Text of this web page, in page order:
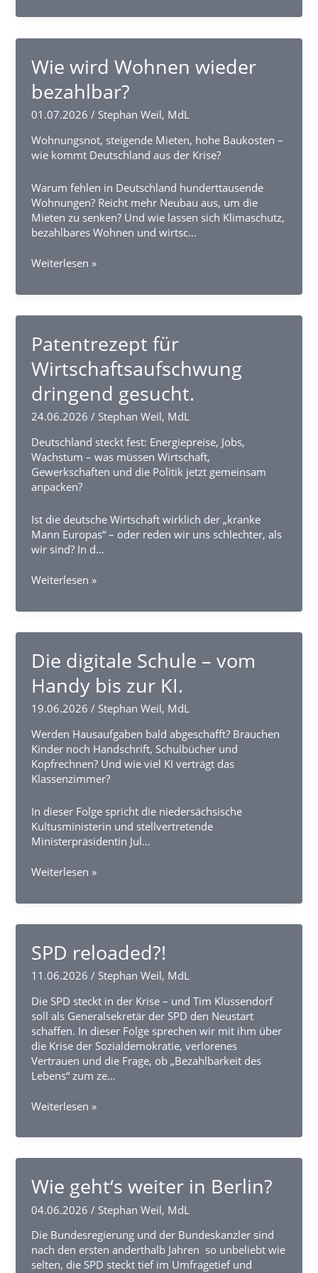
der
Wie wird Wohnen wieder
bezahlbar?
01.07.2026/ Stephan Weil, MdL
Wohnungsnot, steigende Mieten, hohe Baukosten –
wie kommt Deutschland aus der Krise?
Warum fehlen in Deutschland hunderttausende
Wohnungen? Reicht mehr Neubau aus, um die
Mieten zu senken? Und wie lassen sich Klimaschutz,
bezahlbares Wohnen und wirtsc…
Wie
Wohnen
Weiterlesen »
Patentrezept für
Wirtschaftsaufschwung
dringend gesucht.
24.06.2026/ Stephan Weil, MdL
Deutschland steckt fest: Energiepreise, Jobs,
Wachstum – was müssen Wirtschaft,
Gewerkschaften und die Politik jetzt gemeinsam
anpacken?
Ist die deutsche Wirtschaft wirklich der „kranke
Mann Europas“ – oder reden wir uns schlechter, als
wir sind? In d…
Patentrezept
Wirtschaftsaufschwung
Weiterlesen »
Die digitale Schule – vom
Handy bis zur KI.
19.06.2026/ Stephan Weil, MdL
Werden Hausaufgaben bald abgeschafft? Brauchen
Kinder noch Handschrift, Schulbücher und
Kopfrechnen? Und wie viel KI verträgt das
Klassenzimmer?
In dieser Folge spricht die niedersächsische
Kultusministerin und stellvertretende
Ministerpräsidentin Jul…
Die
Schule
Handy
bis
zur
Weiterlesen »
SPD reloaded?!
11.06.2026/ Stephan Weil, MdL
Die SPD steckt in der Krise – und Tim Klüssendorf
soll als Generalsekretär der SPD den Neustart
schaffen. In dieser Folge sprechen wir mit ihm über
die Krise der Sozialdemokratie, verlorenes
Vertrauen und die Frage, ob „Bezahlbarkeit des
Lebens“ zum ze…
SPD
Weiterlesen »
Wie geht‘s weiter in Berlin?
04.06.2026/ Stephan Weil, MdL
Die Bundesregierung und der Bundeskanzler sind
nach den ersten anderthalb Jahren so unbeliebt wie
selten, die SPD steckt tief im Umfragetief und